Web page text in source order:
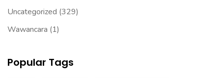
Uncategorized (329)
Wawancara (1)
Popular Tags